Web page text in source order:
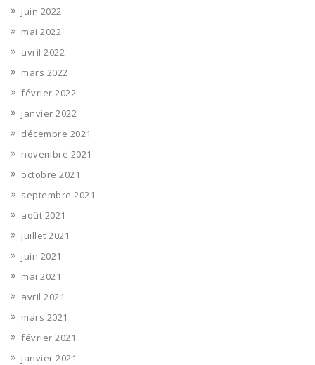
juin 2022
mai 2022
avril 2022
mars 2022
février 2022
janvier 2022
décembre 2021
novembre 2021
octobre 2021
septembre 2021
août 2021
juillet 2021
juin 2021
mai 2021
avril 2021
mars 2021
février 2021
janvier 2021